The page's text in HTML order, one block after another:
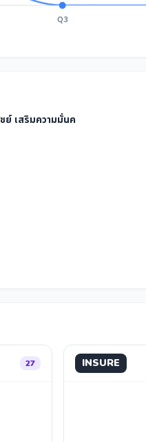
Q3
ย์ เสริมความมั่นค
27 INSURE